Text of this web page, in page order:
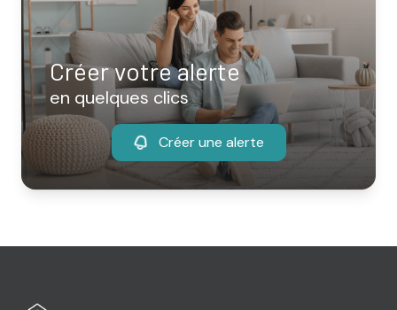
Créer votre alerte
en quelques clics
Créer une alerte